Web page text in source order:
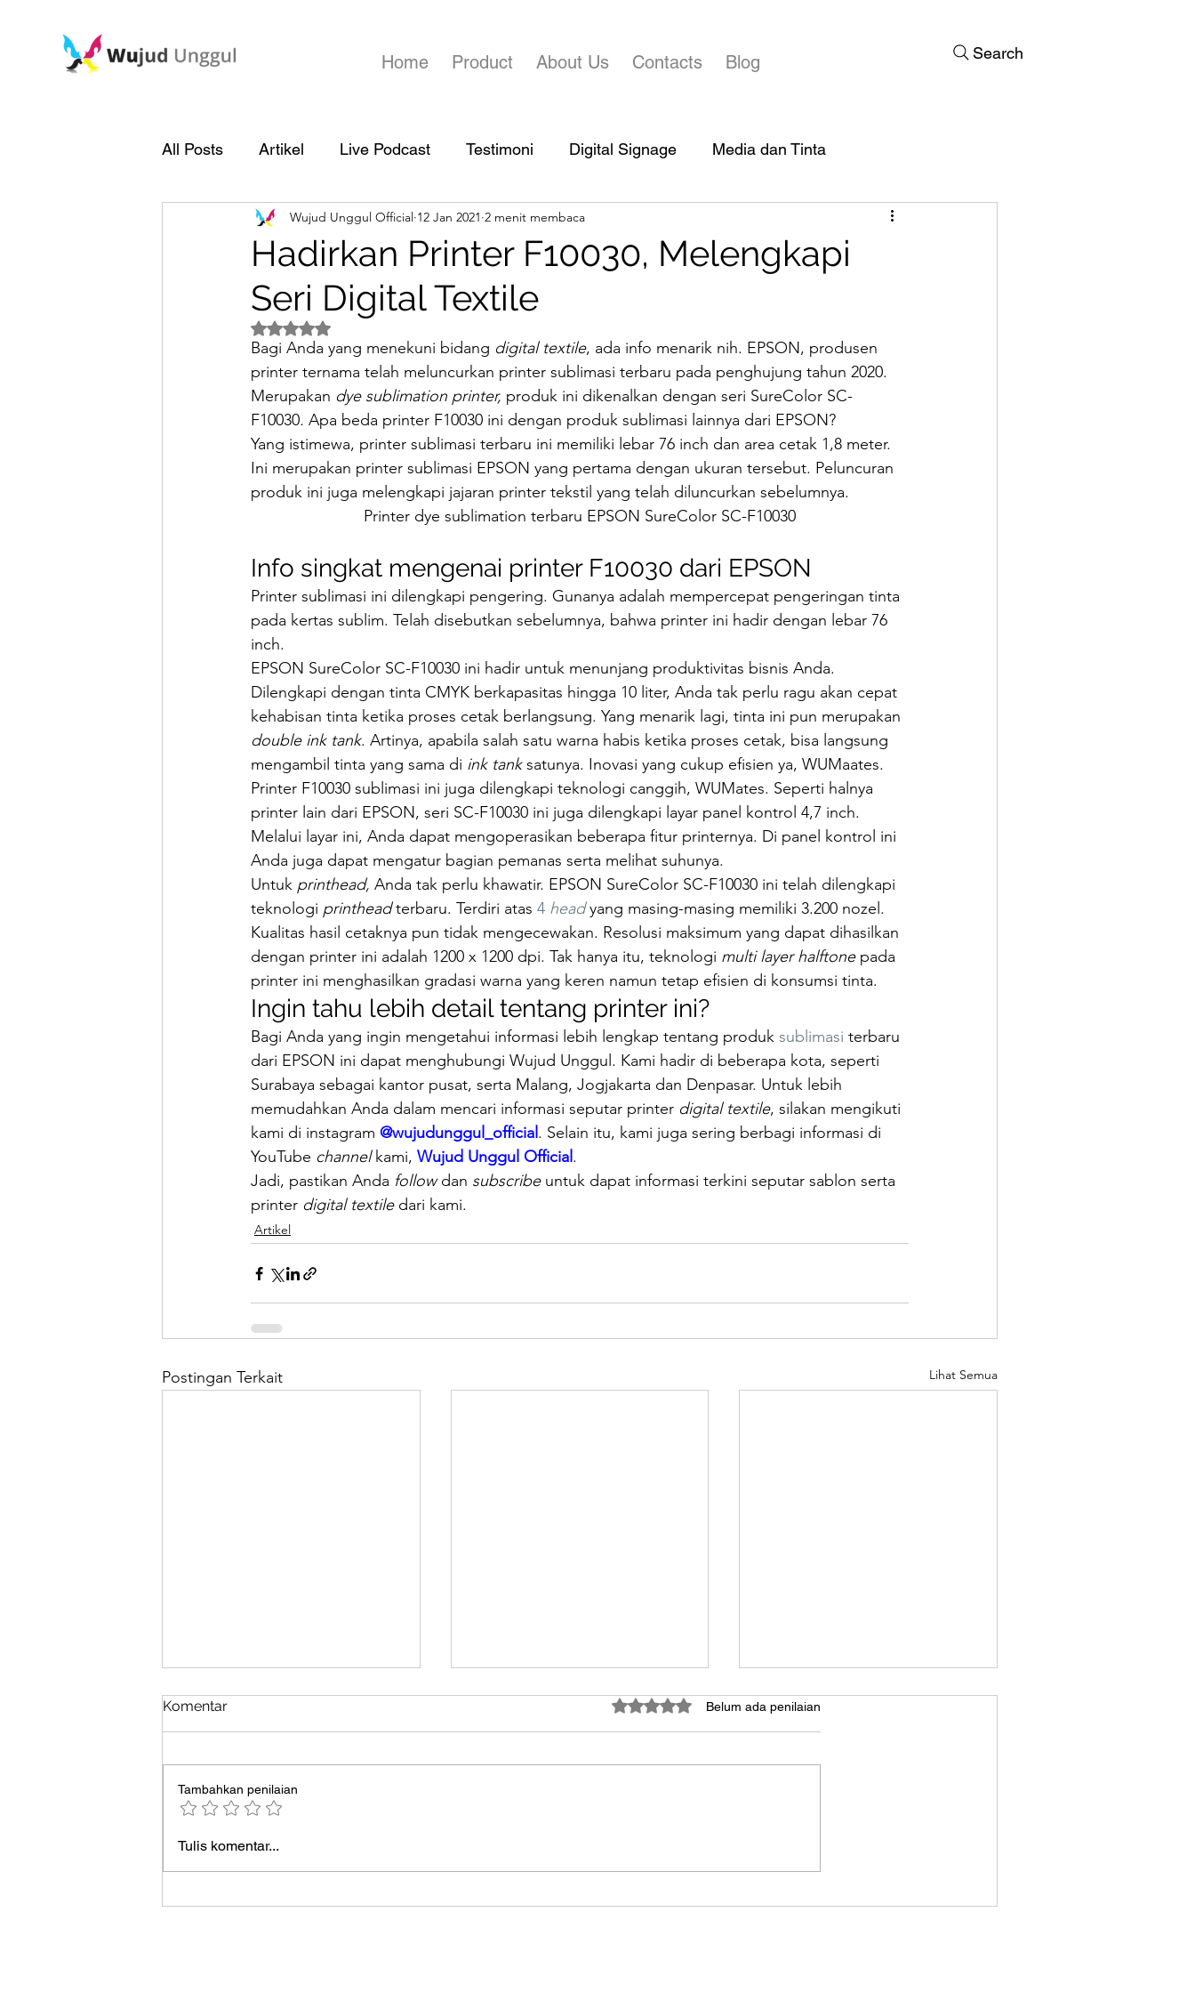
Home Product About Us Contacts Blog Search
All Posts Artikel Live Podcast Testimoni Digital Signage Media dan Tinta
Hadirkan Printer F10030, Melengkapi
Seri Digital Textile
Wujud Unggul Official 12 Jan 2021 2 menit membaca
Dinilai NaN dari 5 bintang.
Bagi Anda yang menekuni bidang digital textile, ada info menarik nih. EPSON, produsen
printer ternama telah meluncurkan printer sublimasi terbaru pada penghujung tahun 2020.
Merupakan dye sublimation printer, produk ini dikenalkan dengan seri SureColor SC-
F10030. Apa beda printer F10030 ini dengan produk sublimasi lainnya dari EPSON?
Yang istimewa, printer sublimasi terbaru ini memiliki lebar 76 inch dan area cetak 1,8 meter.
Ini merupakan printer sublimasi EPSON yang pertama dengan ukuran tersebut. Peluncuran
produk ini juga melengkapi jajaran printer tekstil yang telah diluncurkan sebelumnya.
Printer dye sublimation terbaru EPSON SureColor SC-F10030
Info singkat mengenai printer F10030 dari EPSON
Printer sublimasi ini dilengkapi pengering. Gunanya adalah mempercepat pengeringan tinta
pada kertas sublim. Telah disebutkan sebelumnya, bahwa printer ini hadir dengan lebar 76
inch.
EPSON SureColor SC-F10030 ini hadir untuk menunjang produktivitas bisnis Anda.
Dilengkapi dengan tinta CMYK berkapasitas hingga 10 liter, Anda tak perlu ragu akan cepat
kehabisan tinta ketika proses cetak berlangsung. Yang menarik lagi, tinta ini pun merupakan
double ink tank. Artinya, apabila salah satu warna habis ketika proses cetak, bisa langsung
mengambil tinta yang sama di ink tank satunya. Inovasi yang cukup efisien ya, WUMaates.
Printer F10030 sublimasi ini juga dilengkapi teknologi canggih, WUMates. Seperti halnya
printer lain dari EPSON, seri SC-F10030 ini juga dilengkapi layar panel kontrol 4,7 inch.
Melalui layar ini, Anda dapat mengoperasikan beberapa fitur printernya. Di panel kontrol ini
Anda juga dapat mengatur bagian pemanas serta melihat suhunya.
Untuk printhead, Anda tak perlu khawatir. EPSON SureColor SC-F10030 ini telah dilengkapi
teknologi printhead terbaru. Terdiri atas 4 head yang masing-masing memiliki 3.200 nozel.
Kualitas hasil cetaknya pun tidak mengecewakan. Resolusi maksimum yang dapat dihasilkan
dengan printer ini adalah 1200 x 1200 dpi. Tak hanya itu, teknologi multi layer halftone pada
printer ini menghasilkan gradasi warna yang keren namun tetap efisien di konsumsi tinta.
Ingin tahu lebih detail tentang printer ini?
Bagi Anda yang ingin mengetahui informasi lebih lengkap tentang produk sublimasi terbaru
dari EPSON ini dapat menghubungi Wujud Unggul. Kami hadir di beberapa kota, seperti
Surabaya sebagai kantor pusat, serta Malang, Jogjakarta dan Denpasar. Untuk lebih
memudahkan Anda dalam mencari informasi seputar printer digital textile, silakan mengikuti
kami di instagram @wujudunggul_official . Selain itu, kami juga sering berbagi informasi di
YouTube channel kami, Wujud Unggul Official .
Jadi, pastikan Anda follow dan subscribe untuk dapat informasi terkini seputar sablon serta
printer digital textile dari kami.
Artikel
Postingan Terkait Lihat Semua
Ketika Kualitas Material Jadi
Komentar Dinilai 0 dari 5 bintang.
Belum ada penilaian
Tambahkan penilaian
Tulis komentar...